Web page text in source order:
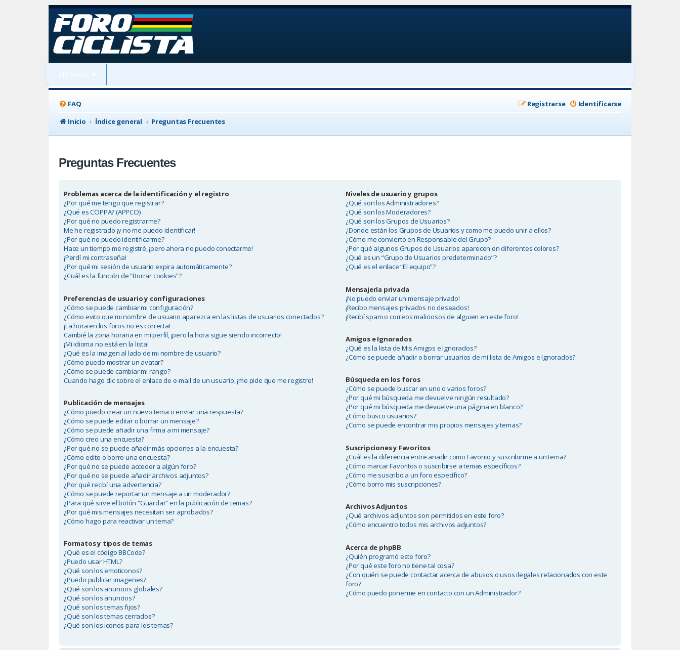
FAQ Identificarse
Registrarse
Inicio
Índice general Preguntas Frecuentes
Preguntas Frecuentes
Problemas acerca de la identificación y el registro
¿Por qué me tengo que registrar?
¿Qué es COPPA? (APPCO)
¿Por qué no puedo registrarme?
Me he registrado ¡y no me puedo identificar!
¿Por qué no puedo identificarme?
Hace un tiempo me registré, ¡pero ahora no puedo conectarme!
¡Perdí mi contraseña!
¿Por qué mi sesión de usuario expira automáticamente?
¿Cuál es la función de “Borrar cookies”?
Preferencias de usuario y configuraciones
¿Cómo se puede cambiar mi configuración?
¿Cómo evito que mi nombre de usuario aparezca en las listas de usuarios conectados?
¡La hora en los foros no es correcta!
Cambié la zona horaria en mi perfil, ¡pero la hora sigue siendo incorrecto!
¡Mi idioma no está en la lista!
¿Qué es la imagen al lado de mi nombre de usuario?
¿Cómo puedo mostrar un avatar?
¿Cómo se puede cambiar mi rango?
Cuando hago clic sobre el enlace de e-mail de un usuario, ¡me pide que me registre!
Publicación de mensajes
¿Cómo puedo crear un nuevo tema o enviar una respuesta?
¿Cómo se puede editar o borrar un mensaje?
¿Cómo se puede añadir una firma a mi mensaje?
¿Cómo creo una encuesta?
¿Por qué no se puede añadir más opciones a la encuesta?
¿Cómo edito o borro una encuesta?
¿Por qué no se puede acceder a algún foro?
¿Por qué no se puede añadir archivos adjuntos?
¿Por qué recibí una advertencia?
¿Cómo se puede reportar un mensaje a un moderador?
¿Para qué sirve el botón “Guardar” en la publicación de temas?
¿Por qué mis mensajes necesitan ser aprobados?
¿Cómo hago para reactivar un tema?
Formatos y tipos de temas
¿Qué es el código BBCode?
¿Puedo usar HTML?
¿Qué son los emoticonos?
¿Puedo publicar imagenes?
¿Qué son los anuncios globales?
¿Qué son los anuncios?
¿Qué son los temas fijos?
¿Qué son los temas cerrados?
¿Qué son los iconos para los temas?
Niveles de usuario y grupos
¿Qué son los Administradores?
¿Qué son los Moderadores?
¿Qué son los Grupos de Usuarios?
¿Donde están los Grupos de Usuarios y como me puedo unir a ellos?
¿Cómo me convierto en Responsable del Grupo?
¿Por qué algunos Grupos de Usuarios aparecen en diferentes colores?
¿Qué es un “Grupo de Usuarios predeterminado”?
¿Qué es el enlace “El equipo”?
Mensajería privada
¡No puedo enviar un mensaje privado!
¡Recibo mensajes privados no deseados!
¡Recibí spam o correos maliciosos de alguien en este foro!
Amigos e Ignorados
¿Qué es la lista de Mis Amigos e Ignorados?
¿Cómo se puede añadir o borrar usuarios de mi lista de Amigos e Ignorados?
Búsqueda en los foros
¿Cómo se puede buscar en uno o varios foros?
¿Por qué mi búsqueda me devuelve ningún resultado?
¿Por qué mi búsqueda me devuelve una página en blanco?
¿Cómo busco usuarios?
¿Como se puede encontrar mis propios mensajes y temas?
Suscripciones y Favoritos
¿Cuál es la diferencia entre añadir como Favorito y suscribirme a un tema?
¿Cómo marcar Favoritos o suscribirse a temas específicos?
¿Cómo me suscribo a un foro específico?
¿Cómo borro mis suscripciones?
Archivos Adjuntos
¿Qué archivos adjuntos son permitidos en este foro?
¿Cómo encuentro todos mis archivos adjuntos?
Acerca de phpBB
¿Quién programó este foro?
¿Por qué este foro no tiene tal cosa?
¿Con quién se puede contactar acerca de abusos o usos ilegales relacionados con este
foro?
¿Cómo puedo ponerme en contacto con un Administrador?